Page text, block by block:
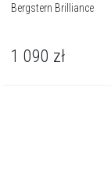
Bergstern Brilliance
1 090 zł